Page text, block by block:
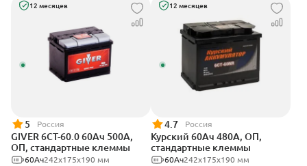
12 месяцев
5 Россия
GIVER 6СТ-60.0 60Ач 500А,
ОП, стандартные клеммы
242х175х190 мм
60Ач
12 месяцев
4.7 Россия
Курский 60Ач 480А, ОП,
стандартные клеммы
242x175x190 мм
60Ач